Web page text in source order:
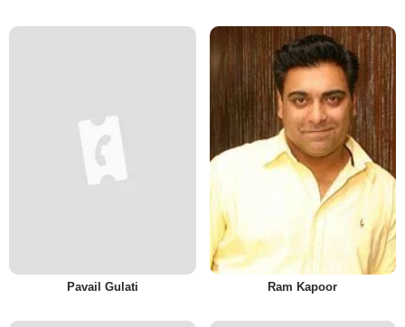
Pavail Gulati Ram Kapoor